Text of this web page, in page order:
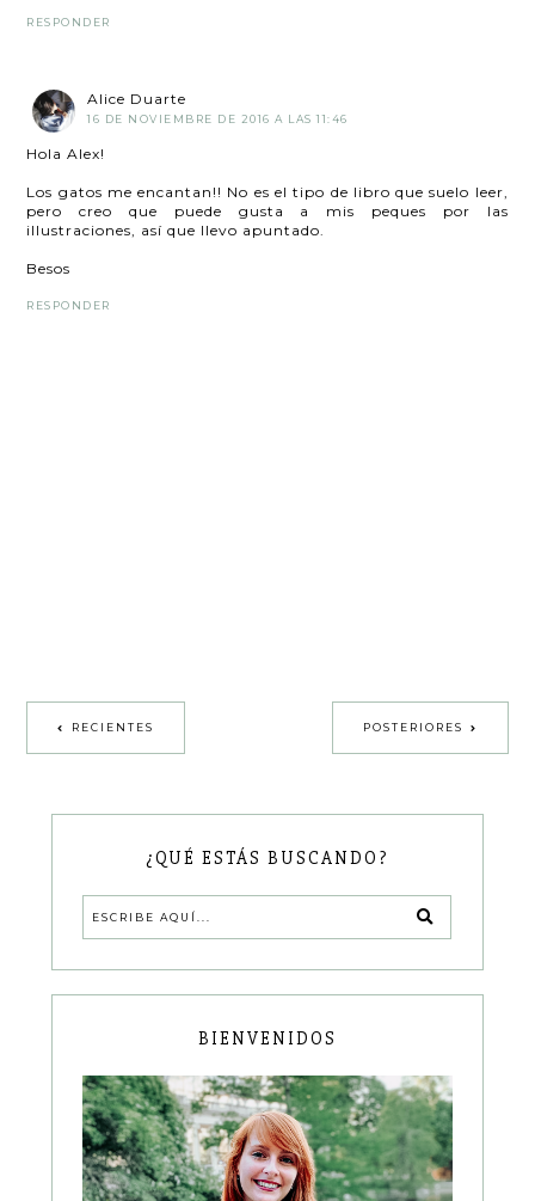
RESPONDER
Alice Duarte
16 DE NOVIEMBRE DE 2016 A LAS 11:46
Hola Alex!
Los gatos me encantan!! No es el tipo de libro que suelo leer,
pero creo que puede gusta a mis peques por las
illustraciones, así que llevo apuntado.
Besos
RESPONDER
RECIENTES POSTERIORES
¿QUÉ ESTÁS BUSCANDO?
BIENVENIDOS